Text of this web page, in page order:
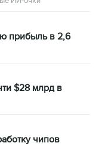
прибыль в 2,6
$28 млрд в
чипов